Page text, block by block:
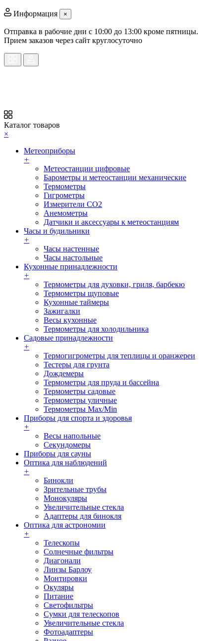
Информация ×
Отправка в рабочие дни с 10:00 до 13:00 кроме пятницы.
Прием заказов через сайт круглосуточно
Каталог товаров
×
Метеоприборы
+
Метеостанции цифровые
Барометры и метеостанции механические
Термометры
Гигрометры
Измерители СО2
Анемометры
Датчики и аксессуары к метеостанциям
Часы и будильники
+
Часы настенные
Часы настольные
Кухонные принадлежности
+
Термометры для духовки, гриля, барбекю
Термометры щуповые
Кухонные таймеры
Зажигалки
Весы кухонные
Термометры для холодильника
Садовые принадлежности
+
Термогигрометры для теплицы и оранжереи
Тестеры для грунта
Дождемеры
Термометры для пруда и бассейна
Термометры садовые
Термометры уличные
Термометры Max/Min
Приборы для спорта и здоровья
+
Весы напольные
Секундомеры
Приборы для сауны
Оптика для наблюдений
+
Бинокли
Зрительные трубы
Монокуляры
Увеличительные стекла
Адаптеры для бинокля
Оптика для астрономии
+
Телескопы
Солнечные фильтры
Диагонали
Линзы Барлоу
Монтировки
Окуляры
Питание
Светофильтры
Сумки для телескопов
Увеличительные стекла
Фотоадаптеры